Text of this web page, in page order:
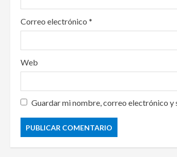
Correo electrónico *
Web
Guardar mi nombre, correo electrónico y